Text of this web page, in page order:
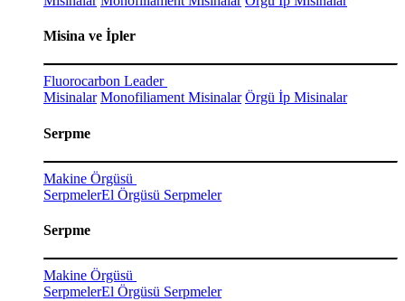
Misina ve İpler
Fluorocarbon Leader
Misinalar Monofiliament Misinalar Örgü İp Misinalar
Serpme
Makine Örgüsü
SerpmelerEl Örgüsü Serpmeler
Serpme
Makine Örgüsü
SerpmelerEl Örgüsü Serpmeler